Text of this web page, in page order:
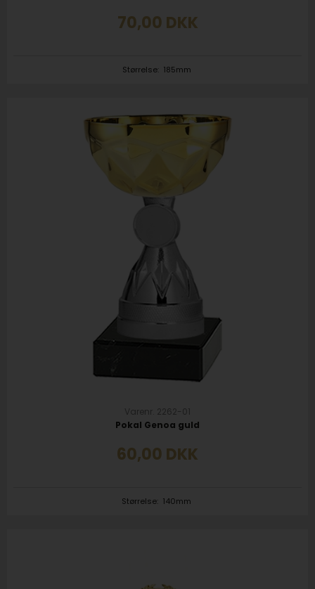
70,00 DKK
Størrelse: 185mm
Varenr. 2262-01
Pokal Genoa guld
60,00 DKK
Størrelse: 140mm